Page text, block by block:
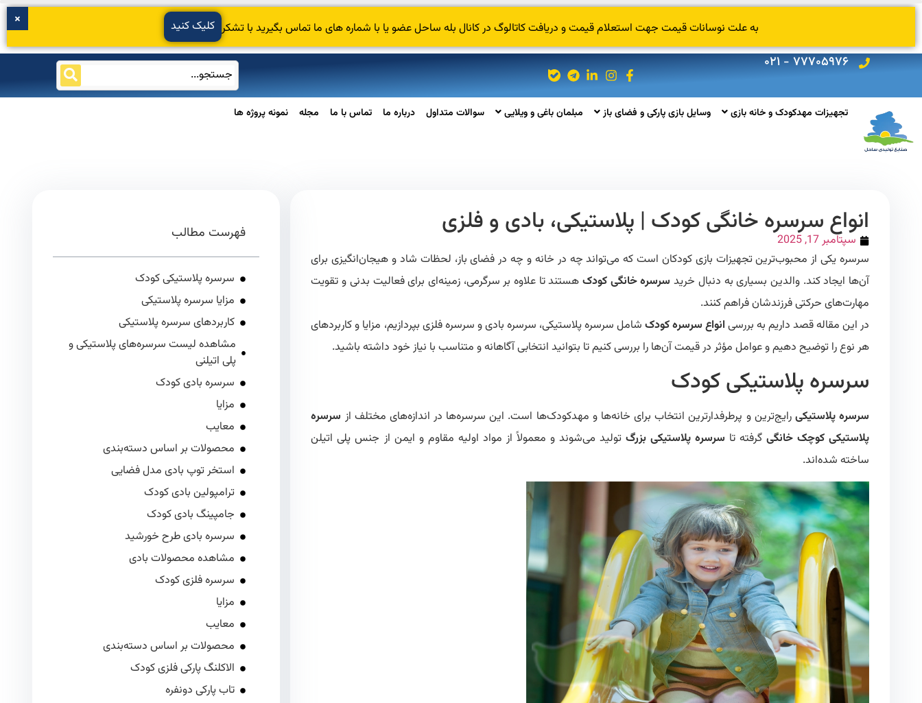
به علت نوسانات قیمت جهت استعلام قیمت و دریافت کاتالوگ در کانال بله ساحل عضو یا با شماره های ما تماس بگیرید با تشکر کلیک کنید
۷۷۷۰۵۹۷۶ - ۰۲۱
تجهیزات مهدکودک و خانه بازی وسایل بازی پارکی و فضای باز مبلمان باغی و ویلایی سوالات متداول درباره ما تماس با ما مجله نمونه پروژه ها
انواع سرسره خانگی کودک | پلاستیکی، بادی و فلزی
سپتامبر 17, 2025
سرسره یکی از محبوب‌ترین تجهیزات بازی کودکان است که می‌تواند چه در خانه و چه در فضای باز، لحظات شاد و هیجان‌انگیزی برای
آن‌ها ایجاد کند. والدین بسیاری به دنبال خرید سرسره خانگی کودکهستند تا علاوه بر سرگرمی، زمینه‌ای برای فعالیت بدنی و تقویت
مهارت‌های حرکتی فرزندشان فراهم کنند.
در این مقاله قصد داریم به بررسی انواع سرسره کودک شامل سرسره پلاستیکی، سرسره بادی و سرسره فلزی بپردازیم، مزایا و کاربردهای
هر نوع را توضیح دهیم و عوامل مؤثر در قیمت آن‌ها را بررسی کنیم تا بتوانید انتخابی آگاهانه و متناسب با نیاز خود داشته باشید.
سرسره پلاستیکی کودک
سرسره پلاستیکی رایج‌ترین و پرطرفدارترین انتخاب برای خانه‌ها و مهدکودک‌ها است. این سرسره‌ها در اندازه‌های مختلف از سرسره
پلاستیکی کوچک خانگی گرفته تا سرسره پلاستیکی بزرگ تولید می‌شوند و معمولاً از مواد اولیه مقاوم و ایمن از جنس پلی اتیلن
ساخته شده‌اند.
فهرست مطالب
سرسره پلاستیکی کودک
مزایا سرسره پلاستیکی
کاربردهای سرسره پلاستیکی
مشاهده لیست سرسره‌های پلاستیکی و
پلی اتیلنی
سرسره بادی کودک
مزایا
معایب
محصولات بر اساس دسته‌بندی
استخر توپ بادی مدل فضایی
ترامپولین بادی کودک
جامپینگ بادی کودک
سرسره بادی طرح خورشید
مشاهده محصولات بادی
سرسره فلزی کودک
مزایا
معایب
محصولات بر اساس دسته‌بندی
الاکلنگ پارکی فلزی کودک
تاب پارکی دونفره